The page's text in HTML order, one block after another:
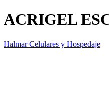
ACRIGEL
Halmar Celulares y Hospedaje